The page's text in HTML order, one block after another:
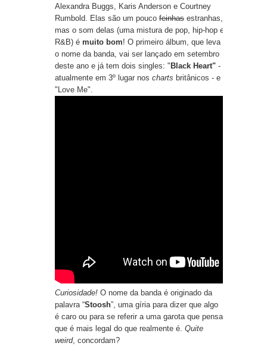
Alexandra Buggs, Karis Anderson e Courtney
Rumbold. Elas são um pouco feinhas estranhas,
mas o som delas (uma mistura de pop, hip-hop e
R&B) é muito bom! O primeiro álbum, que leva
o nome da banda, vai ser lançado em setembro
deste ano e já tem dois singles: " Black Heart" -
atualmente em 3º lugar nos charts britânicos - e
" Love Me".
Curiosidade! O nome da banda é originado da
palavra “Stoosh”, uma gíria para dizer que algo
é caro ou para se referir a uma garota que pensa
que é mais legal do que realmente é. Quite
weird, concordam?